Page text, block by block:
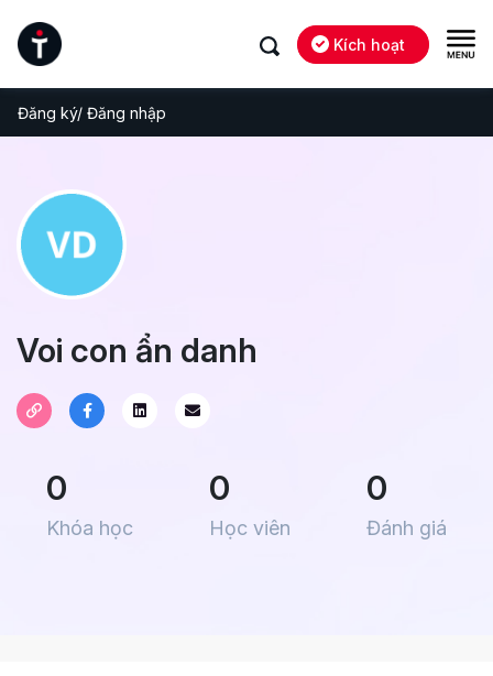
Kích hoạt
Đăng ký/ Đăng nhập
Voi con ẩn danh
0
Khóa học
0
Học viên
0
Đánh giá